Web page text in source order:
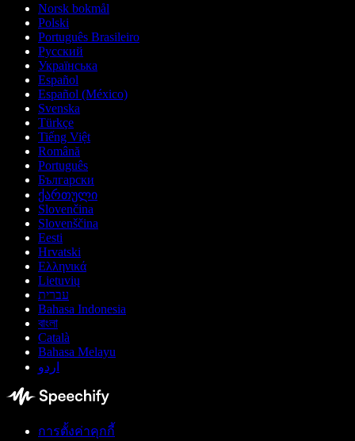
Norsk bokmål
Polski
Português Brasileiro
Русский
Українська
Español
Español (México)
Svenska
Türkçe
Tiếng Việt
Română
Português
Български
ქართული
Slovenčina
Slovenščina
Eesti
Hrvatski
Ελληνικά
Lietuvių
עברית
Bahasa Indonesia
বাংলা
Català
Bahasa Melayu
اردو
การตั้งค่าคุกกี้